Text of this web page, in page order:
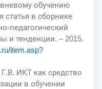
обучению
статья в сборнике
педагогический
и тенденции. – 2015.
item.asp?
ИКТ как средство
в обучении